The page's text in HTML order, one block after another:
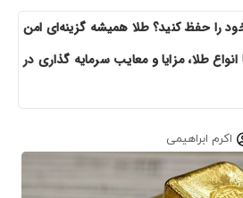
حفظ کنید؟ طلا همیشه گزینه‌ای امن
طلا، مزایا و معایب سرمایه‌ گذاری در
ابراهیمی